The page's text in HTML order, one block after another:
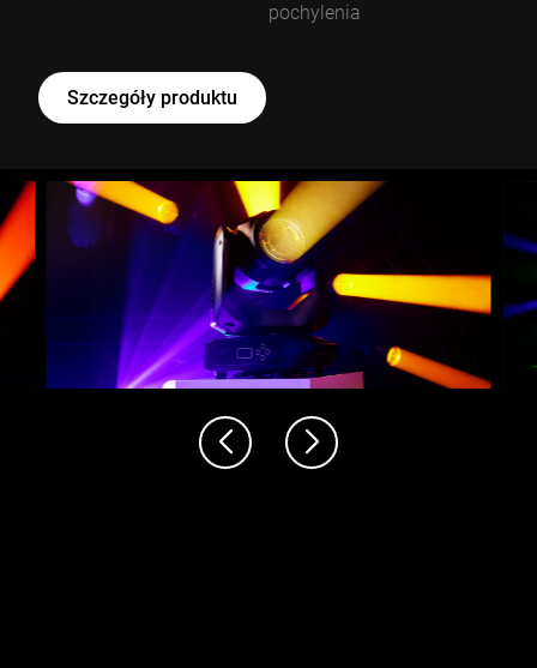
pochylenia
Szczegóły produktu